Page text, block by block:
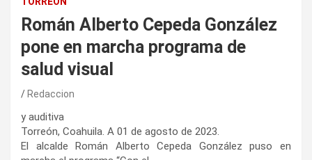
Román Alberto Cepeda González
pone en marcha programa de
salud visual
Redaccion
y auditiva
Torreón, Coahuila. A 01 de agosto de 2023.
El alcalde Román Alberto Cepeda González puso en